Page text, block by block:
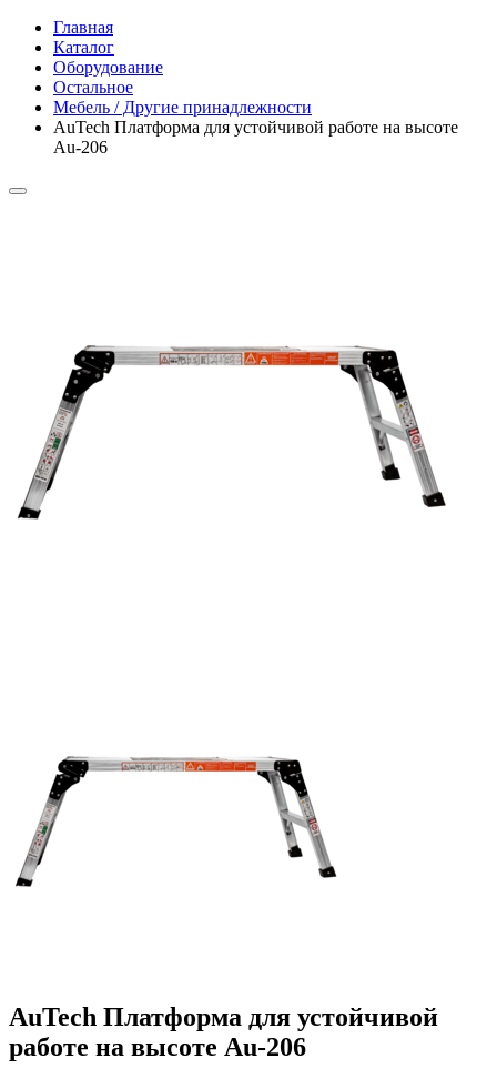
Главная
Каталог
Оборудование
Остальное
Мебель / Другие принадлежности
AuTech Платформа для устойчивой работе на высоте
Au-206
AuTech Платформа для устойчивой
работе на высоте Au-206